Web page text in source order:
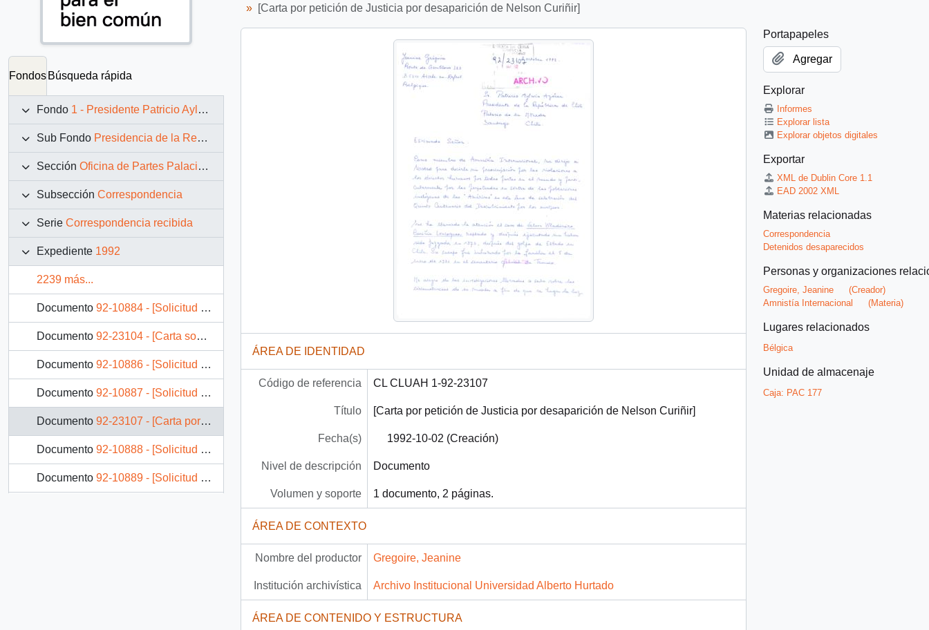
Fondos Búsqueda rápida
Fondo 1 - Presidente Patricio Aylwin Azócar (1990-1994)
Sub Fondo Presidencia de la República (11 marzo 1990 – 11 marzo 1994)
Sección Oficina de Partes Palacio de La Moneda
Subsección Correspondencia
Serie Correspondencia recibida
Expediente 1992
2239 más...
Documento 92-10884 - [Solicitud de Intervención dirigida al Presidente Patricio Aylwin, referente a problema habitacional]
Documento 92-23104 - [Carta sobre petición de conmutación de pena de muerte]
Documento 92-10886 - [Solicitud de Trabajo dirigida al Presidente Patricio Aylwin]
Documento 92-10887 - [Solicitud de Intervención dirigida al Presidente Patricio Aylwin, referente a problema habitacional]
Documento 92-23107 - [Carta por petición de Justicia por desaparición de Nelson Curiñir]
Documento 92-10888 - [Solicitud de Pensión dirigida al Presidente Patricio Aylwin]
Documento 92-10889 - [Solicitud de Ayuda dirigida al Presidente Patricio Aylwin]
[Carta por petición de Justicia por desaparición de Nelson Curiñir]
ÁREA DE IDENTIDAD
Código de referencia CL CLUAH 1-92-23107
Título [Carta por petición de Justicia por desaparición de Nelson Curiñir]
Fecha(s) 1992-10-02 (Creación)
Nivel de descripción Documento
Volumen y soporte 1 documento, 2 páginas.
ÁREA DE CONTEXTO
Nombre del productor Gregoire, Jeanine
Institución archivística Archivo Institucional Universidad Alberto Hurtado
ÁREA DE CONTENIDO Y ESTRUCTURA
Portapapeles
Agregar
Explorar
Informes
Explorar lista
Explorar objetos digitales
Exportar
XML de Dublin Core 1.1
EAD 2002 XML
Materias relacionadas
Correspondencia
Detenidos desaparecidos
Personas y organizaciones
Gregoire, Jeanine
(Creador)
Amnistía Internacional
(Materia)
Lugares relacionados
Bélgica
Unidad de almacenaje
Caja: PAC 177